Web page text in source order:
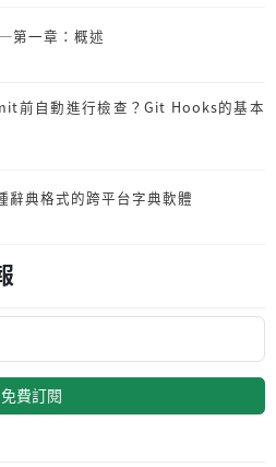
第一章：概述
前自動進行檢查？Git Hooks的基本
典格式的跨平台字典軟體
免費訂閱